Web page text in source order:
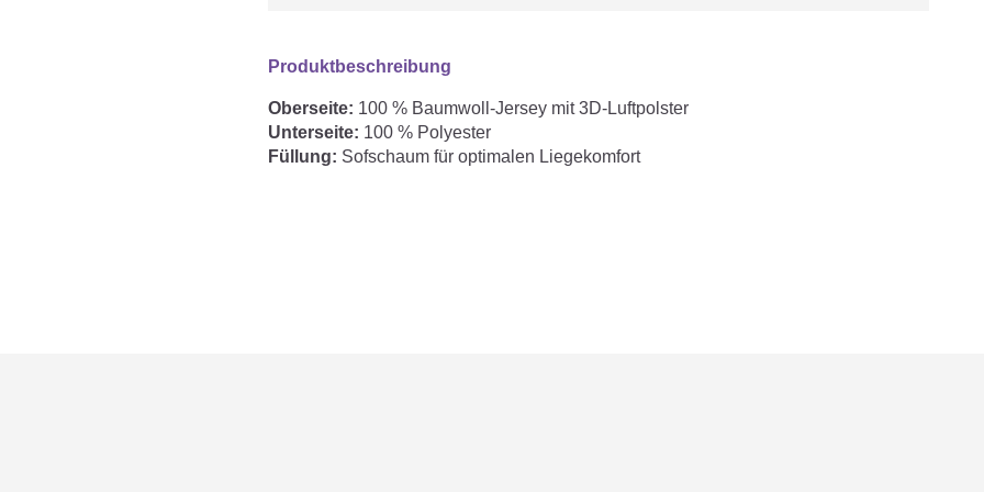
Produktbeschreibung
Oberseite: 100 % Baumwoll-Jersey mit 3D-Luftpolster
Unterseite: 100 % Polyester
Füllung: Sofschaum für optimalen Liegekomfort